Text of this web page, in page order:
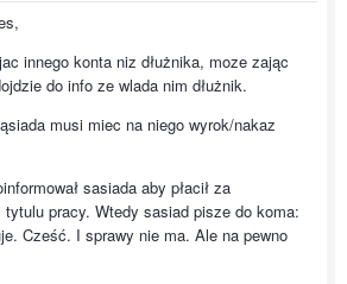
innego konta niz dłużnika, moze zając
do info ze wlada nim dłużnik.
musi miec na niego wyrok/nakaz
sasiada aby płacił za
pracy. Wtedy sasiad pisze do koma:
Cześć. I sprawy nie ma. Ale na pewno